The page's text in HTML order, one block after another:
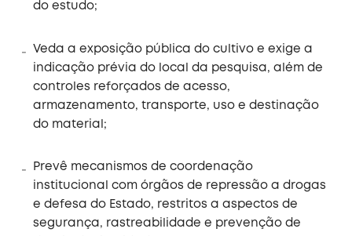
do estudo;
Veda a exposição pública do cultivo e exige a
indicação prévia do local da pesquisa, além de
controles reforçados de acesso,
armazenamento, transporte, uso e destinação
do material;
Prevê mecanismos de coordenação
institucional com órgãos de repressão a drogas
e defesa do Estado, restritos a aspectos de
segurança, rastreabilidade e prevenção de